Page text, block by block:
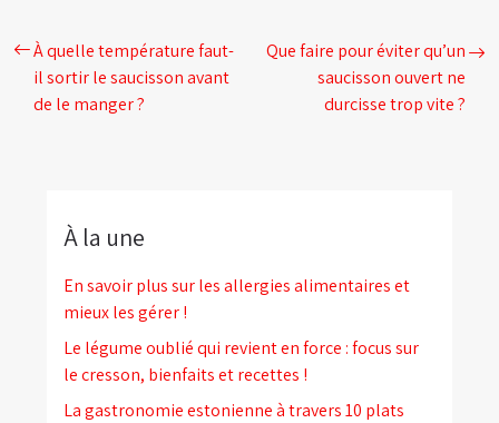
À quelle température faut-
il sortir le saucisson avant
de le manger ?
Que faire pour éviter qu’un
saucisson ouvert ne
durcisse trop vite ?
À la une
En savoir plus sur les allergies alimentaires et
mieux les gérer !
Le légume oublié qui revient en force : focus sur
le cresson, bienfaits et recettes !
La gastronomie estonienne à travers 10 plats